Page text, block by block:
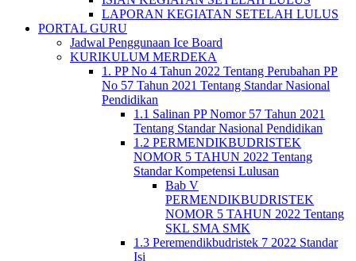
LAPORAN KEGIATAN SETELAH LULUS
PORTAL GURU
Jadwal Penggunaan Ice Board
KURIKULUM MERDEKA
1. PP No 4 Tahun 2022 Tentang Perubahan PP
No 57 Tahun 2021 Tentang Standar Nasional
Pendidikan
1.1 Salinan PP Nomor 57 Tahun 2021
Tentang Standar Nasional Pendidikan
1.2 PERMENDIKBUDRISTEK
NOMOR 5 TAHUN 2022 Tentang
Standar Kompetensi Lulusan
Bab V
PERMENDIKBUDRISTEK
NOMOR 5 TAHUN 2022 Tentang
SKL SMA SMK
1.3 Peremendikbudristek 7 2022 Standar
Isi